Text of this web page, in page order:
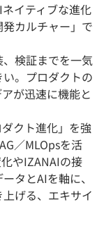
イティブな進化
カルチャー」で
検証までを一気
。プロダクトの
が迅速に機能と
クト進化」を強
／MLOpsを活
やIZANAIの接
タとAIを軸に、
げる、エキサイ